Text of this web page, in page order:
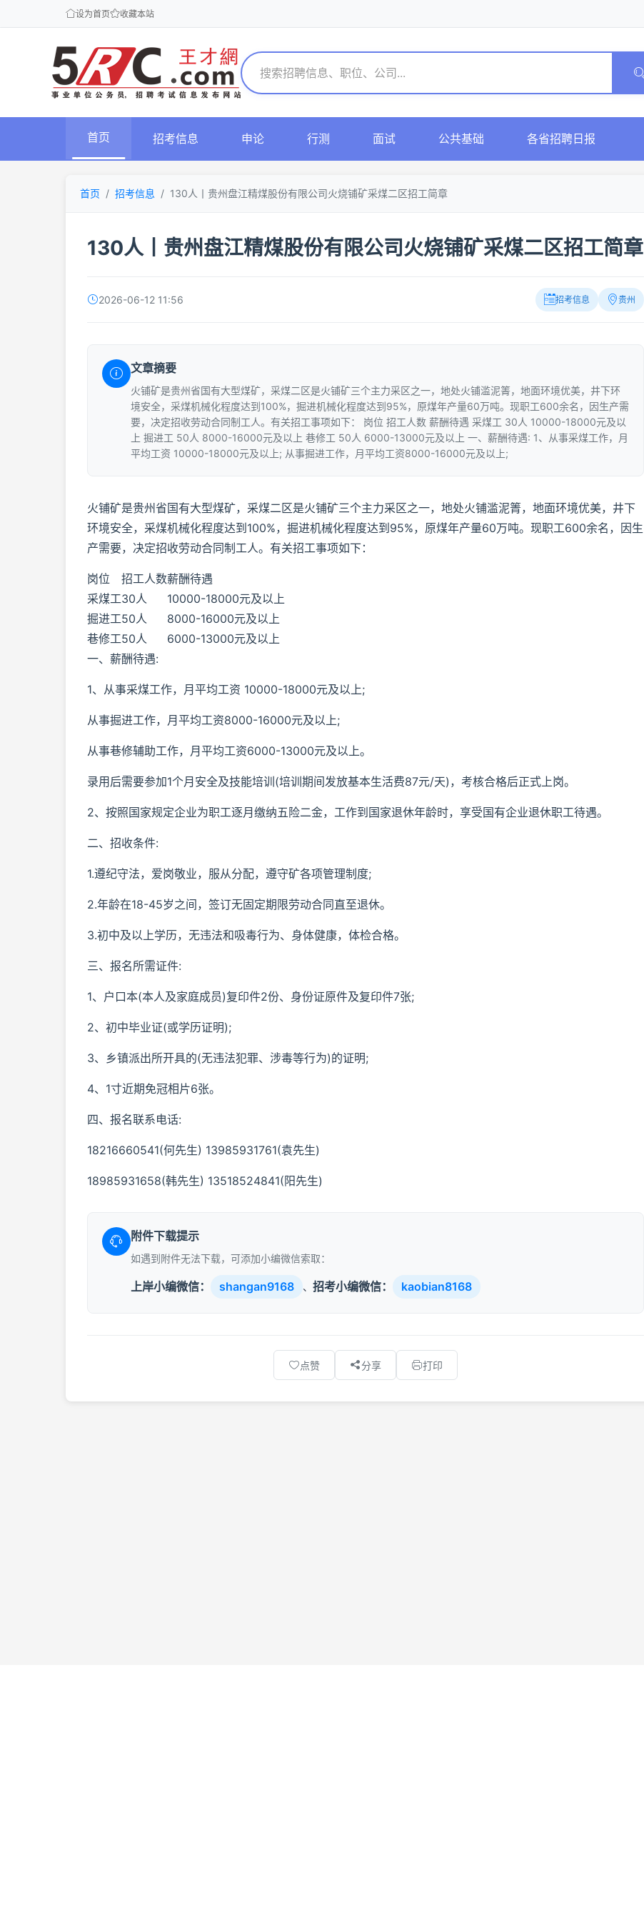
设为首页 收藏本站
首页 招考信息 申论 行测 面试 公共基础 各省招聘日报
首页 招考信息 130人丨贵州盘江精煤股份有限公司火烧铺矿采煤二区招工简章
130人丨贵州盘江精煤股份有限公司火烧铺矿采煤二区招工简章
2026-06-12 11:56 招考信息 贵州
文章摘要
火铺矿是贵州省国有大型煤矿，采煤二区是火铺矿三个主力采区之一，地处火铺滥泥箐，地面环境优美，井下环
境安全，采煤机械化程度达到100%，掘进机械化程度达到95%，原煤年产量60万吨。现职工600余名，因生产需
要，决定招收劳动合同制工人。有关招工事项如下： 岗位 招工人数 薪酬待遇 采煤工 30人 10000-18000元及以
上 掘进工 50人 8000-16000元及以上 巷修工 50人 6000-13000元及以上 一、薪酬待遇: 1、从事采煤工作，月
平均工资 10000-18000元及以上; 从事掘进工作，月平均工资8000-16000元及以上;
火铺矿是贵州省国有大型煤矿，采煤二区是火铺矿三个主力采区之一，地处火铺滥泥箐，地面环境优美，井下
环境安全，采煤机械化程度达到100%，掘进机械化程度达到95%，原煤年产量60万吨。现职工600余名，因生
产需要，决定招收劳动合同制工人。有关招工事项如下：
岗位 招工人数薪酬待遇
采煤工30人
10000-18000元及以上
掘进工50人
8000-16000元及以上
巷修工50人
6000-13000元及以上
一、薪酬待遇:
1、从事采煤工作，月平均工资 10000-18000元及以上;
从事掘进工作，月平均工资8000-16000元及以上;
从事巷修辅助工作，月平均工资6000-13000元及以上。
录用后需要参加1个月安全及技能培训(培训期间发放基本生活费87元/天)，考核合格后正式上岗。
2、按照国家规定企业为职工逐月缴纳五险二金，工作到国家退休年龄时，享受国有企业退休职工待遇。
二、招收条件:
1.遵纪守法，爱岗敬业，服从分配，遵守矿各项管理制度;
2.年龄在18-45岁之间，签订无固定期限劳动合同直至退休。
3.初中及以上学历，无违法和吸毒行为、身体健康，体检合格。
三、报名所需证件:
1、户口本(本人及家庭成员)复印件2份、身份证原件及复印件7张;
2、初中毕业证(或学历证明);
3、乡镇派出所开具的(无违法犯罪、涉毒等行为)的证明;
4、1寸近期免冠相片6张。
四、报名联系电话:
18216660541(何先生) 13985931761(袁先生)
18985931658(韩先生) 13518524841(阳先生)
附件下载提示
如遇到附件无法下载，可添加小编微信索取：
上岸小编微信： shangan9168 、 招考小编微信： kaobian8168
点赞 分享 打印